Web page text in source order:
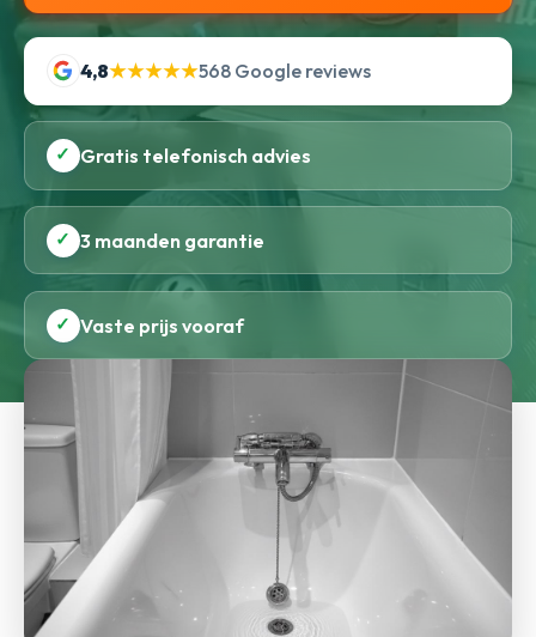
4,8★★★★★568 Google reviews
✓ Gratis telefonisch advies
✓ 3 maanden garantie
✓ Vaste prijs vooraf